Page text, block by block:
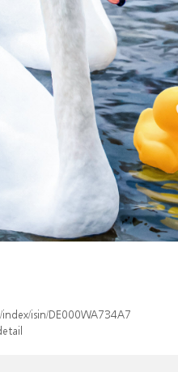
isin/DE000WA734A7